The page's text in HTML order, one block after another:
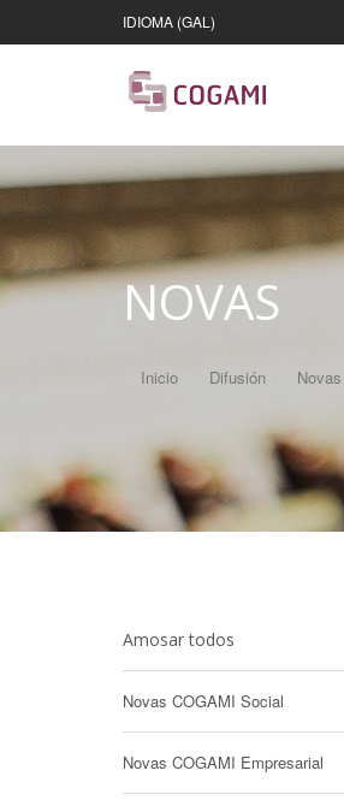
IDIOMA (GAL)
NOVAS
Inicio Difusión Novas
Amosar todos
Novas COGAMI Social
Novas COGAMI Empresarial